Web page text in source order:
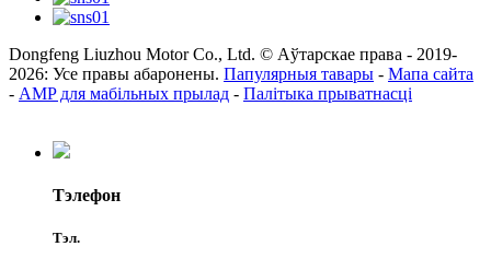
Dongfeng Liuzhou Motor Co., Ltd. © Аўтарскае права - 2019-
2026: Усе правы абаронены. Папулярныя тавары - Мапа сайта
- AMP для мабільных прылад - Палітыка прыватнасці
Тэлефон
Тэл.